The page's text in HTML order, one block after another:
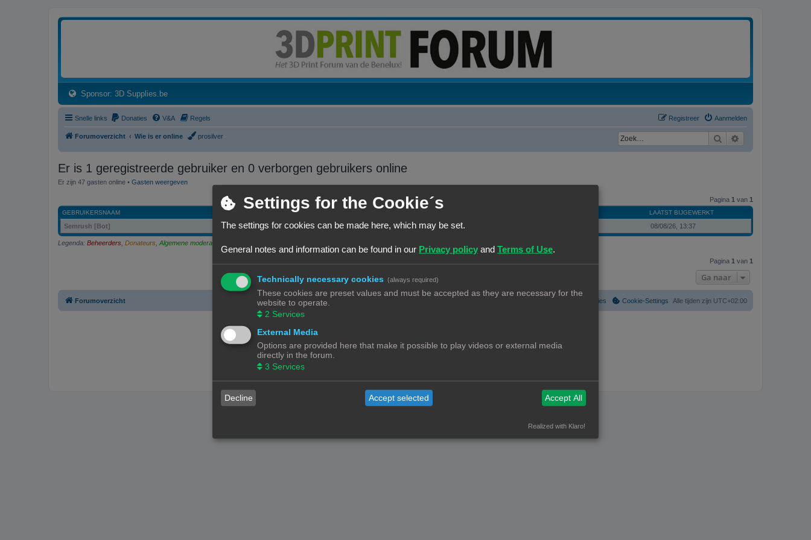
Sponsor: 3D Supplies.be(Opens a new tab)
Snelle links Donaties V&A Regels Aanmelden
Registreer
Forumoverzicht Wie is er online prosilver Zoek
Er is 1 geregistreerde gebruiker en 0 verborgen gebruikers online
Er zijn 47 gasten online • Gasten weergeven
Pagina 1 van 1
GEBRUIKERSNAAM LAATST BIJGEWERKT
Semrush [Bot] Forumoverzicht 08/08/26, 13:37
Legenda: Beheerders, Donateurs,Algemene moderators
Pagina 1 van 1
Ga naar
Forumoverzicht Alle tijden zijn UTC+02:00
Cookie-Settings
Verwijder cookies
Powered byphpBB® Forum Software © phpBB Limited
Settings for the Cookie´s
The settings for cookies can be made here, which may be set.
General notes and information can be found in our Privacy policy and Terms of Use.
Technically necessary cookies (always required)
These cookies are preset values and must be accepted as they are necessary for the
website to operate.
2 Services
External Media
Options are provided here that make it possible to play videos or external media
directly in the forum.
3 Services
Decline Accept selected Accept All
Realized with Klaro!